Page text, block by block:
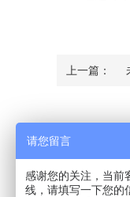
上一篇：
Contact Us
联系电
请您留言
感谢您的关注，当前
线，请填写一下您的